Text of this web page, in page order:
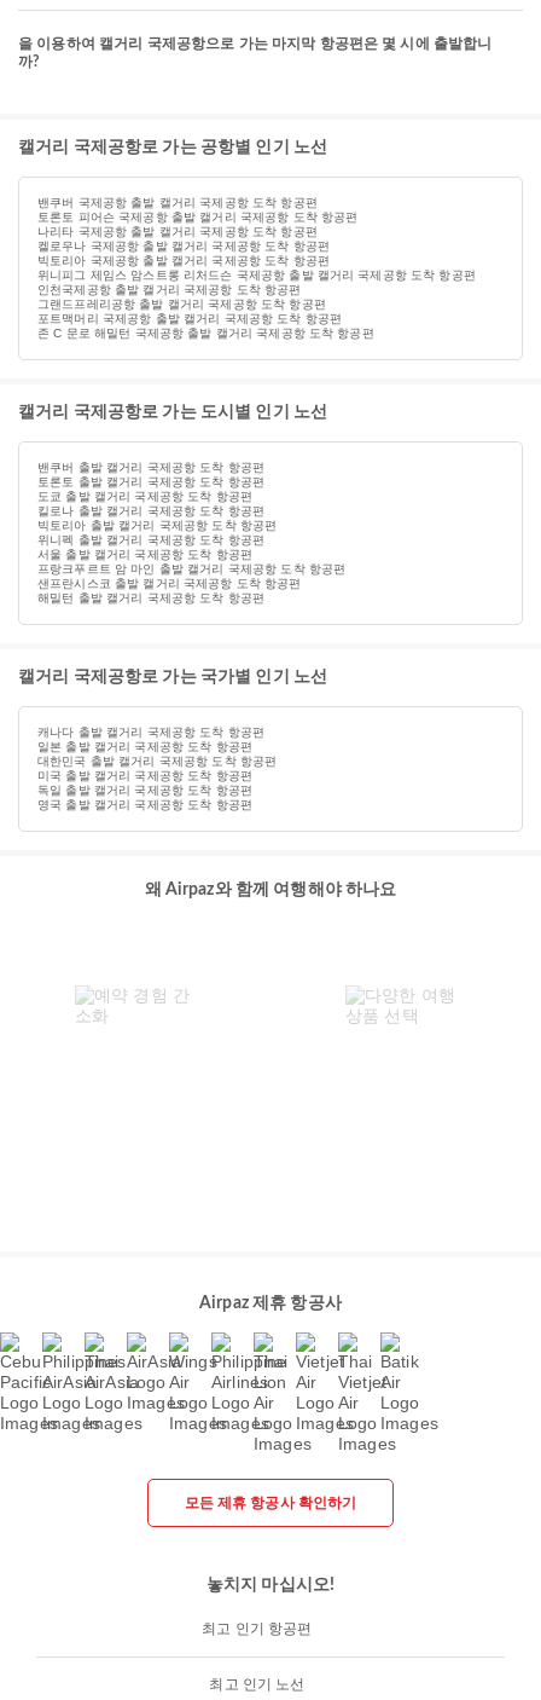
을 이용하여 캘거리 국제공항으로 가는 마지막 항공편은 몇 시에 출발합니
까?
캘거리 국제공항로 가는 공항별 인기 노선
밴쿠버 국제공항 출발 캘거리 국제공항 도착 항공편
토론토 피어슨 국제공항 출발 캘거리 국제공항 도착 항공편
나리타 국제공항 출발 캘거리 국제공항 도착 항공편
켈로우나 국제공항 출발 캘거리 국제공항 도착 항공편
빅토리아 국제공항 출발 캘거리 국제공항 도착 항공편
위니피그 제임스 암스트롱 리처드슨 국제공항 출발 캘거리 국제공항 도착 항공편
인천국제공항 출발 캘거리 국제공항 도착 항공편
그랜드프레리공항 출발 캘거리 국제공항 도착 항공편
포트맥머리 국제공항 출발 캘거리 국제공항 도착 항공편
존 C 문로 해밀턴 국제공항 출발 캘거리 국제공항 도착 항공편
캘거리 국제공항로 가는 도시별 인기 노선
밴쿠버 출발 캘거리 국제공항 도착 항공편
토론토 출발 캘거리 국제공항 도착 항공편
도쿄 출발 캘거리 국제공항 도착 항공편
킬로나 출발 캘거리 국제공항 도착 항공편
빅토리아 출발 캘거리 국제공항 도착 항공편
위니펙 출발 캘거리 국제공항 도착 항공편
서울 출발 캘거리 국제공항 도착 항공편
프랑크푸르트 암 마인 출발 캘거리 국제공항 도착 항공편
샌프란시스코 출발 캘거리 국제공항 도착 항공편
해밀턴 출발 캘거리 국제공항 도착 항공편
캘거리 국제공항로 가는 국가별 인기 노선
캐나다 출발 캘거리 국제공항 도착 항공편
일본 출발 캘거리 국제공항 도착 항공편
대한민국 출발 캘거리 국제공항 도착 항공편
미국 출발 캘거리 국제공항 도착 항공편
독일 출발 캘거리 국제공항 도착 항공편
영국 출발 캘거리 국제공항 도착 항공편
왜 Airpaz와 함께 여행해야 하나요
Airpaz 제휴 항공사
모든 제휴 항공사 확인하기
놓치지 마십시오!
최고 인기 항공편
최고 인기 노선